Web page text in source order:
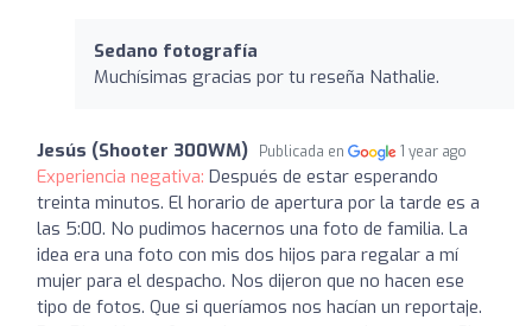
Sedano fotografía
Muchísimas gracias por tu reseña Nathalie.
Jesús (Shooter 300WM) Publicada en 1 year ago
Experiencia negativa: Después de estar esperando
treinta minutos. El horario de apertura por la tarde es a
las 5:00. No pudimos hacernos una foto de familia. La
idea era una foto con mis dos hijos para regalar a mí
mujer para el despacho. Nos dijeron que no hacen ese
tipo de fotos. Que si queríamos nos hacían un reportaje.